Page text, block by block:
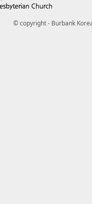
© copyright - Burbank